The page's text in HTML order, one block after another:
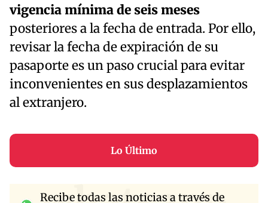
vigencia mínima de seis meses
posteriores a la fecha de entrada. Por ello,
revisar la fecha de expiración de su
pasaporte es un paso crucial para evitar
inconvenientes en sus desplazamientos
al extranjero.
Lo Último
Recibe todas las noticias a través de